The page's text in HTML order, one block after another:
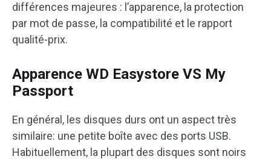
différences majeures : l’apparence, la protection
par mot de passe, la compatibilité et le rapport
qualité-prix.
Apparence WD Easystore VS My
Passport
En général, les disques durs ont un aspect très
similaire: une petite boîte avec des ports USB.
Habituellement, la plupart des disques sont noirs